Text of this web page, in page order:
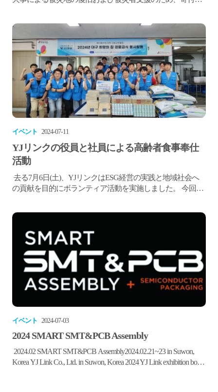
へ拡大し、史上最悪の人的・物的被害をもたらした大規模
な山火事を受けて行われたものです。YJ Linkは、この山火
事で甚大な被害を受けた地域住民の一日も早い生活再建と
地域復興を...
イベント 2024-07-11
YJリンクの役員と社員による高齢者食事奉仕
活動
去る7月6日(土)、YJリンクはESG経営の実践と地域社会へ
の貢献を目的にボランティア活動を実施しました。 今回の
の今回のボランティア活動は、社員を対象に自由に募集し
実施されました。先月の告知直後に必要な人数がすべて
集...
イベント 2024-07-03
2024 SMART SMT&PCB Assembly
2024.02 SMART SMT&PCB Assembly2024.02.21~23 in Suwon,
Korea YJ Link Co., Ltd. in Suwon, Korea 2024 YJ Link exhibition booth